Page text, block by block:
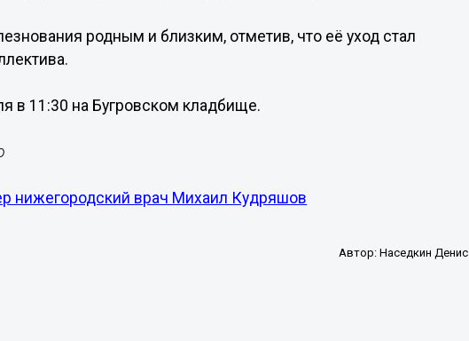
родным и близким, отметив, что её уход стал
в 11:30 на Бугровском кладбище.
нижегородский врач Михаил Кудряшов
Автор: Наседкин Денис